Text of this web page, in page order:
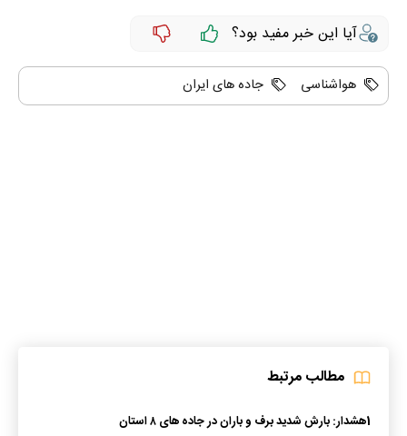
آیا این خبر مفید بود؟
هواشناسی جاده های ایران
مطالب مرتبط
1هشدار: بارش شدید برف و باران در جاده‌ های ۸ استان